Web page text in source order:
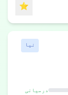
⭐
نیا
درمیانی